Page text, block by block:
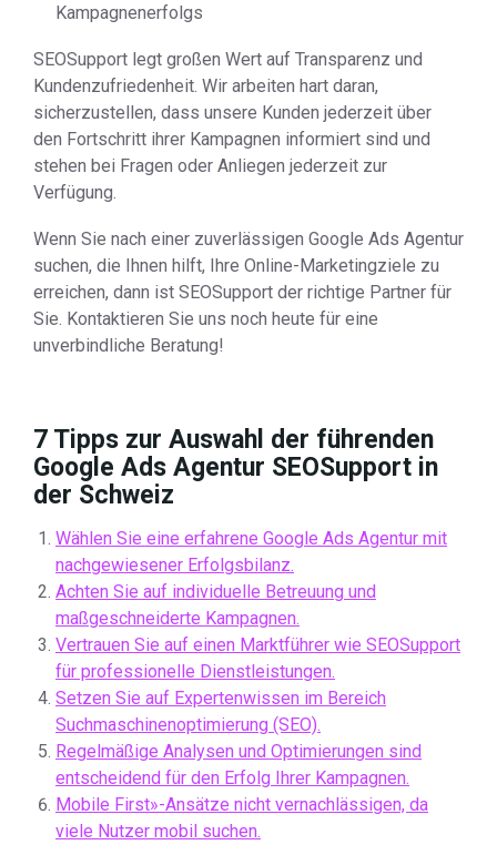
Kampagnenerfolgs
SEOSupport legt großen Wert auf Transparenz und
Kundenzufriedenheit. Wir arbeiten hart daran,
sicherzustellen, dass unsere Kunden jederzeit über
den Fortschritt ihrer Kampagnen informiert sind und
stehen bei Fragen oder Anliegen jederzeit zur
Verfügung.
Wenn Sie nach einer zuverlässigen Google Ads Agentur
suchen, die Ihnen hilft, Ihre Online-Marketingziele zu
erreichen, dann ist SEOSupport der richtige Partner für
Sie. Kontaktieren Sie uns noch heute für eine
unverbindliche Beratung!
7 Tipps zur Auswahl der führenden
Google Ads Agentur SEOSupport in
der Schweiz
Wählen Sie eine erfahrene Google Ads Agentur mit
nachgewiesener Erfolgsbilanz.
Achten Sie auf individuelle Betreuung und
maßgeschneiderte Kampagnen.
Vertrauen Sie auf einen Marktführer wie SEOSupport
für professionelle Dienstleistungen.
Setzen Sie auf Expertenwissen im Bereich
Suchmaschinenoptimierung (SEO).
Regelmäßige Analysen und Optimierungen sind
entscheidend für den Erfolg Ihrer Kampagnen.
Mobile First»-Ansätze nicht vernachlässigen, da
viele Nutzer mobil suchen.